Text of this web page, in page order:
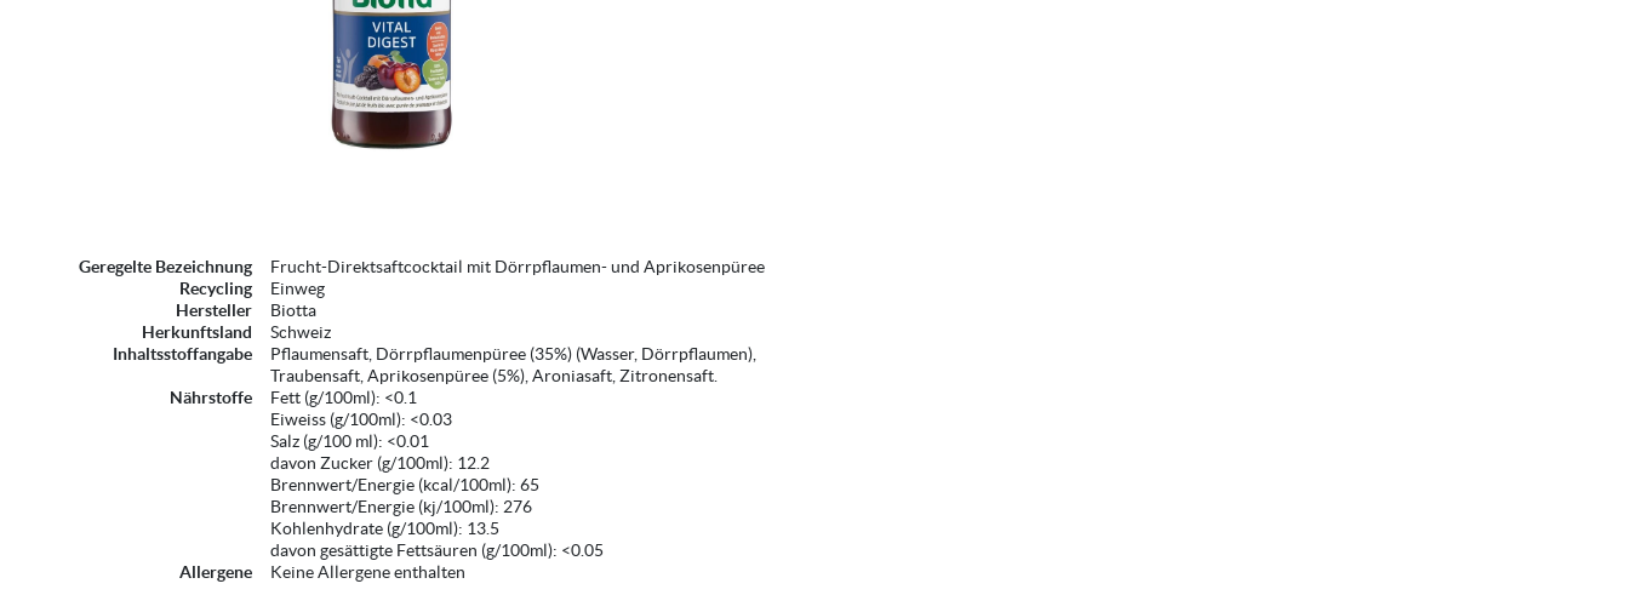
Geregelte Bezeichnung
Frucht-Direktsaftcocktail mit Dörrpflaumen- und Aprikosenpüree
Recycling
Einweg
Hersteller
Biotta
Herkunftsland
Schweiz
Inhaltsstoffangabe
Pflaumensaft, Dörrpflaumenpüree (35%) (Wasser, Dörrpflaumen),
Traubensaft, Aprikosenpüree (5%), Aroniasaft, Zitronensaft.
Nährstoffe
Fett (g/100ml): <0.1
Eiweiss (g/100ml): <0.03
Salz (g/100 ml): <0.01
davon Zucker (g/100ml): 12.2
Brennwert/Energie (kcal/100ml): 65
Brennwert/Energie (kj/100ml): 276
Kohlenhydrate (g/100ml): 13.5
davon gesättigte Fettsäuren (g/100ml): <0.05
Allergene
Keine Allergene enthalten